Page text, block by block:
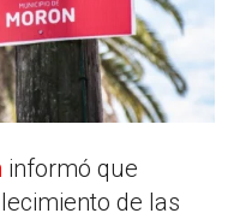
informó que
de las